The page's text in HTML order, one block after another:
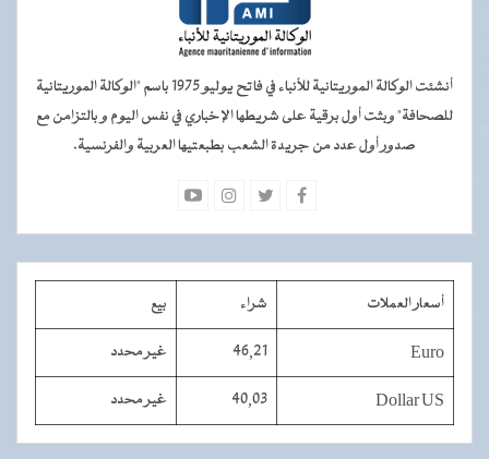
أنشئت الوكالة الموريتانية للأنباء في فاتح يوليو 1975 باسم "الوكالة الموريتانية
للصحافة" وبثت أول برقية على شريطها الإخباري في نفس اليوم و بالتزامن مع
صدور أول عدد من جريدة الشعب بطبعتيها العربية والفرنسية.
أسعار العملات شراء بيع
Euro
46,21 غير محدد
Dollar US
40,03 غير محدد